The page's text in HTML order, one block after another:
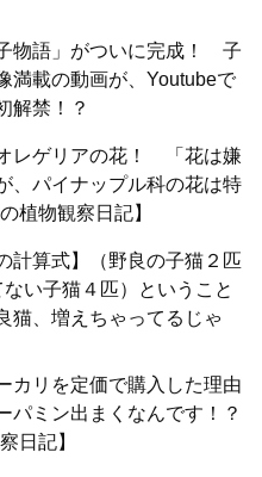
物語」がついに完成！ 子
満載の動画が、Youtubeで
解禁！？
レゲリアの花！ 「花は嫌
、パイナップル科の花は特
植物観察日記】
計算式】（野良の子猫２匹
い子猫４匹）ということ
、増えちゃってるじゃ
カリを定価で購入した理由
ミン出まくなんです！？
日記】